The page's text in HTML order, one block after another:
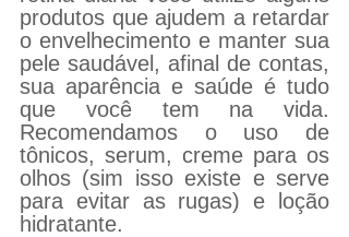
produtos que ajudem a retardar
o envelhecimento e manter sua
pele saudável, afinal de contas,
sua aparência e saúde é tudo
que você tem na vida.
Recomendamos o uso de
tônicos, serum, creme para os
olhos (sim isso existe e serve
para evitar as rugas) e loção
hidratante.